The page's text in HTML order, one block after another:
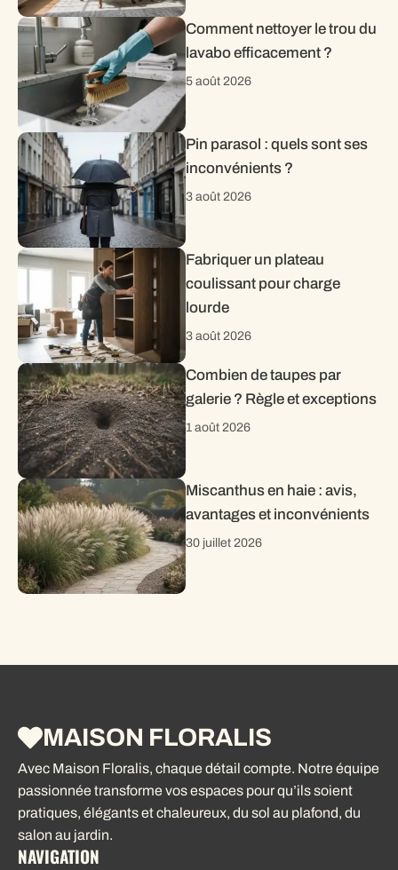
Comment nettoyer le trou du
lavabo efficacement ?
5 août 2026
Pin parasol : quels sont ses
inconvénients ?
3 août 2026
Fabriquer un plateau
coulissant pour charge
lourde
3 août 2026
Combien de taupes par
galerie ? Règle et exceptions
1 août 2026
Miscanthus en haie : avis,
avantages et inconvénients
30 juillet 2026
MAISON FLORALIS
Avec Maison Floralis, chaque détail compte. Notre équipe
passionnée transforme vos espaces pour qu’ils soient
pratiques, élégants et chaleureux, du sol au plafond, du
salon au jardin.
NAVIGATION